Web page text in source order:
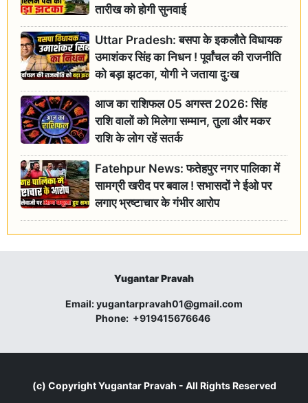
तारीख को होगी सुनवाई
Uttar Pradesh: बसपा के इकलौते विधायक
उमाशंकर सिंह का निधन ! पूर्वांचल की राजनीति
को बड़ा झटका, योगी ने जताया दुःख
आज का राशिफल 05 अगस्त 2026: सिंह
राशि वालों को मिलेगा सम्मान, तुला और मकर
राशि के लोग रहें सतर्क
Fatehpur News: फतेहपुर नगर पालिका में
सामग्री खरीद पर बवाल ! सभासदों ने ईओ पर
लगाए भ्रष्टाचार के गंभीर आरोप
Yugantar Pravah
Email:yugantarpravah01@gmail.com
Phone: +919415676646
(c) CopyrightYugantar Pravah - All Rights Reserved